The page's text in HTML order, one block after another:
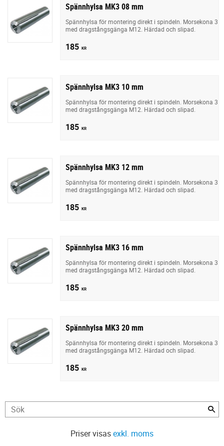
Spännhylsa MK3 08 mm
Spännhylsa för montering direkt i spindeln. Morsekona 3
med dragstångsgänga M12. Härdad och slipad.
185 KR
Spännhylsa MK3 10 mm
Spännhylsa för montering direkt i spindeln. Morsekona 3
med dragstångsgänga M12. Härdad och slipad.
185 KR
Spännhylsa MK3 12 mm
Spännhylsa för montering direkt i spindeln. Morsekona 3
med dragstångsgänga M12. Härdad och slipad.
185 KR
Spännhylsa MK3 16 mm
Spännhylsa för montering direkt i spindeln. Morsekona 3
med dragstångsgänga M12. Härdad och slipad.
185 KR
Spännhylsa MK3 20 mm
Spännhylsa för montering direkt i spindeln. Morsekona 3
med dragstångsgänga M12. Härdad och slipad.
185 KR
Priser visasexkl. moms